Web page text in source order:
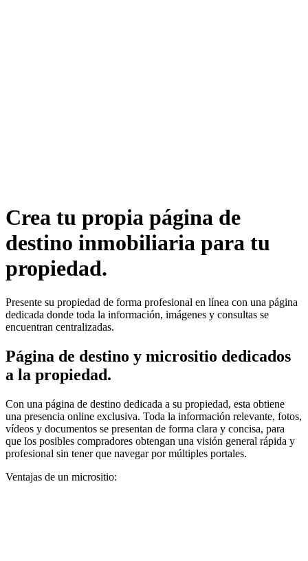
Crea tu propia página de
destino inmobiliaria para tu
propiedad.
Presente su propiedad de forma profesional en línea con una página
dedicada donde toda la información, imágenes y consultas se
encuentran centralizadas.
Página de destino y micrositio dedicados
a la propiedad.
Con una página de destino dedicada a su propiedad, esta obtiene
una presencia online exclusiva. Toda la información relevante, fotos,
vídeos y documentos se presentan de forma clara y concisa, para
que los posibles compradores obtengan una visión general rápida y
profesional sin tener que navegar por múltiples portales.
Ventajas de un micrositio: